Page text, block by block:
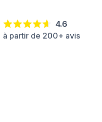
4.6
à partir de 200+ avis